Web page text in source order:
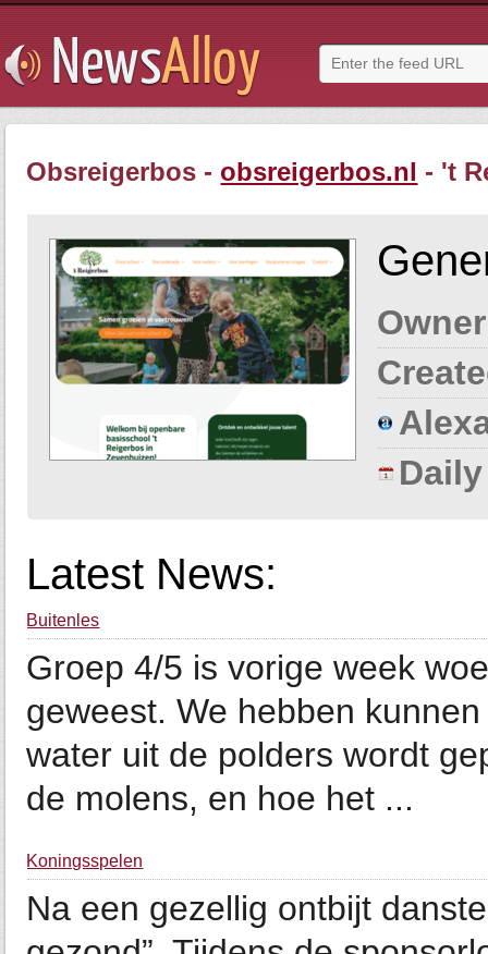
Obsreigerbos - obsreigerbos.nl - 't
Latest News:
Buitenles
Groep 4/5 is vorige week
geweest. We hebben
water uit de polders wordt
de molens, en hoe het ...
Koningsspelen
Na een gezellig ontbijt